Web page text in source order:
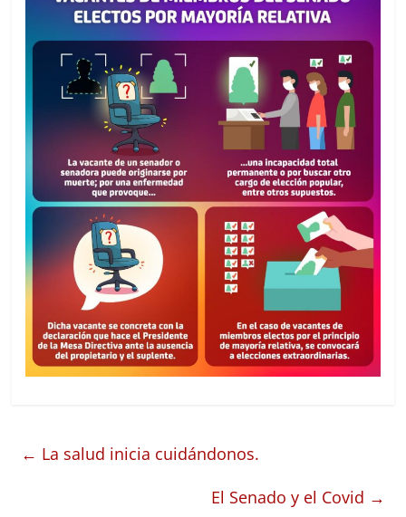
← La salud inicia cuidándonos.
El Senado y el Covid →